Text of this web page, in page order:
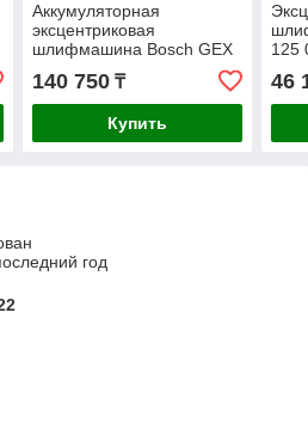
Аккумуляторная
эксцентриковая
шлифмашина Bosch GEX
185-LI 1х4Ач 06013A5021
140 750₸
Купить
125
46
год